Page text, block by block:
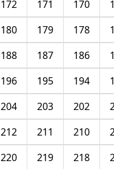
170
171
172
178
179
180
186
187
188
194
195
196
202
203
204
210
211
212
218
219
220